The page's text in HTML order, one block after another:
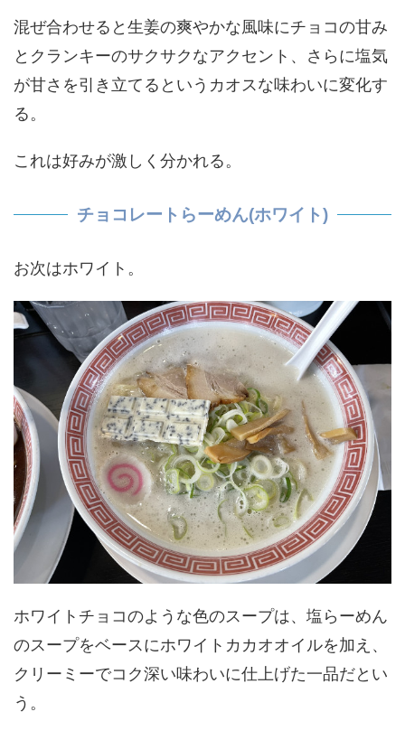
混ぜ合わせると生姜の爽やかな風味にチョコの甘み
とクランキーのサクサクなアクセント、さらに塩気
が甘さを引き立てるというカオスな味わいに変化す
る。
これは好みが激しく分かれる。
チョコレートらーめん(ホワイト)
お次はホワイト。
ホワイトチョコのような色のスープは、塩らーめん
のスープをベースにホワイトカカオオイルを加え、
クリーミーでコク深い味わいに仕上げた一品だとい
う。